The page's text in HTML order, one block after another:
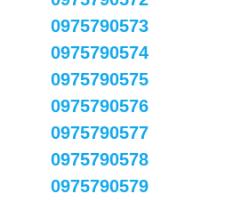
0975790573
0975790574
0975790575
0975790576
0975790577
0975790578
0975790579